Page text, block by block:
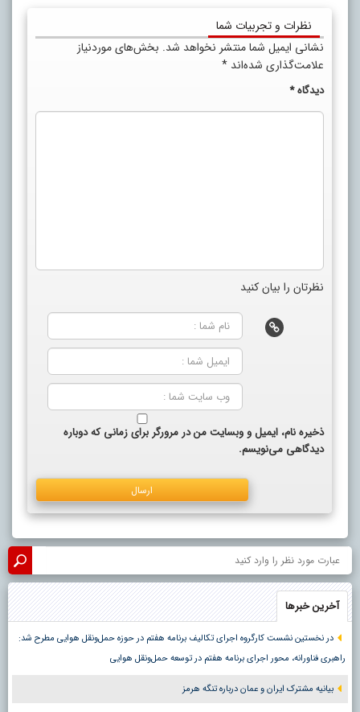
نظرات و تجربیات شما
نشانی ایمیل شما منتشر نخواهد شد. بخش‌های موردنیاز
علامت‌گذاری شده‌اند *
دیدگاه*
نظرتان را بیان کنید
ذخیره نام، ایمیل و وبسایت من در مرورگر برای زمانی که دوباره
دیدگاهی می‌نویسم.
آخرین خبرها
در نخستین نشست کارگروه اجرای تکالیف برنامه هفتم در حوزه حمل‌ونقل هوایی مطرح شد:
راهبری فناورانه، محور اجرای برنامه هفتم در توسعه حمل‌ونقل هوایی
بیانیه مشترک ایران و عمان درباره تنگه هرمز